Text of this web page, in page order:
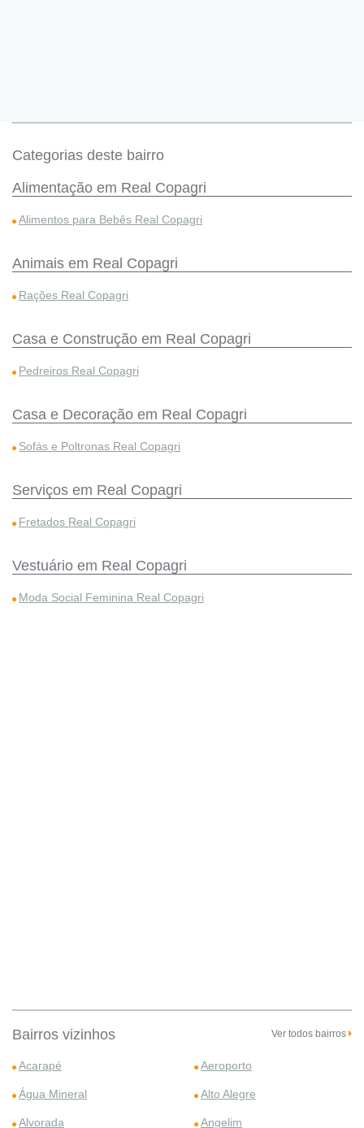
Categorias deste bairro
Alimentação em Real Copagri
Alimentos para Bebês Real Copagri
Animais em Real Copagri
Rações Real Copagri
Casa e Construção em Real Copagri
Pedreiros Real Copagri
Casa e Decoração em Real Copagri
Sofás e Poltronas Real Copagri
Serviços em Real Copagri
Fretados Real Copagri
Vestuário em Real Copagri
Moda Social Feminina Real Copagri
Bairros vizinhos Ver todos bairros
Acarapé Aeroporto
Água Mineral Alto Alegre
Alvorada Angelim